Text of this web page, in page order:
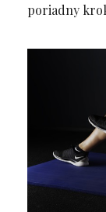
poriadny